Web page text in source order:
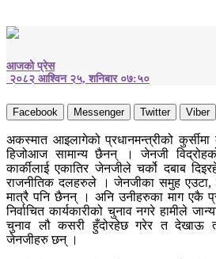
आजको प्रेस
२०८२ आश्विन २५, शनिबार ०७:५०
Facebook Messenger Twitter Viber
अकस्मात आइलागेको प्रधानमन्त्रीको
हिजोआज सामान्य छैनन् । जेनजी
कार्कीलाई एकातिर जेनजीले चर्को दबाब
राजनीतिक दलहरुले । जेनजीका समुह एउटा,
मात्रै पनि छैनन् । अनि उनीहरुका माग एकै
निर्वाचित कार्यकारीको चुनाव नगरे हामीले
चुनाव लौ कसरी हुँदोरहेछ गरेर त देखाऊ
जेनजीहरु छन् ।